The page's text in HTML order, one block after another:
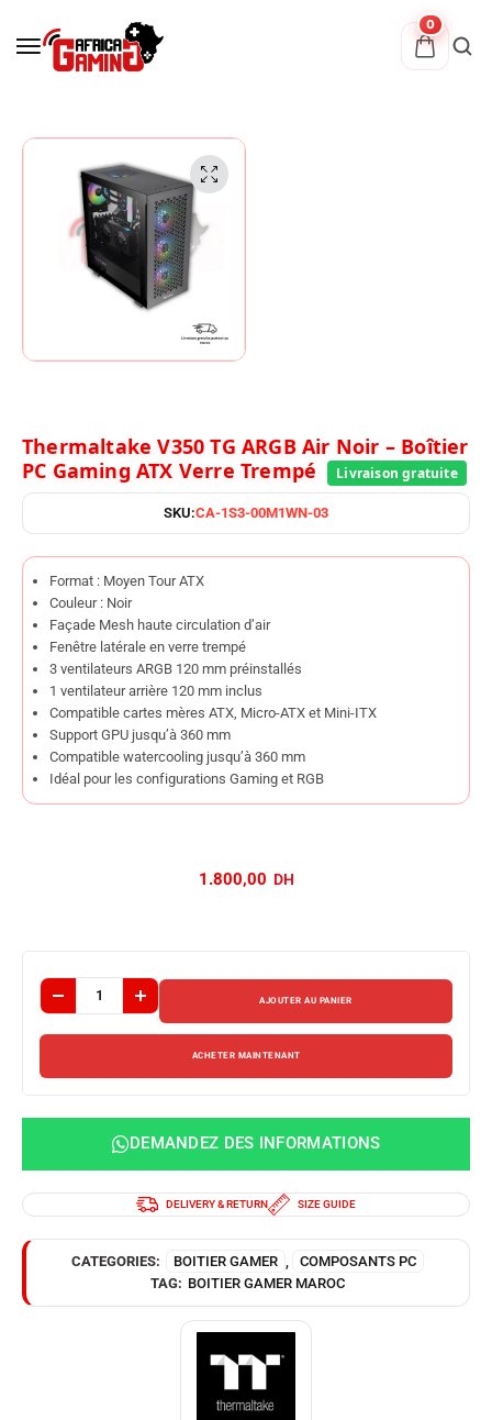
0
Thermaltake V350 TG ARGB Air Noir – Boîtier
PC Gaming ATX Verre Trempé
SKU:CA-1S3-00M1WN-03
Format : Moyen Tour ATX
Couleur : Noir
Façade Mesh haute circulation d’air
Fenêtre latérale en verre trempé
3 ventilateurs ARGB 120 mm préinstallés
1 ventilateur arrière 120 mm inclus
Compatible cartes mères ATX, Micro-ATX et Mini-ITX
Support GPU jusqu’à 360 mm
Compatible watercooling jusqu’à 360 mm
Idéal pour les configurations Gaming et RGB
AJOUTER AU PANIER
ACHETER MAINTENANT
DEMANDEZ DES INFORMATIONS
DELIVERY & RETURN SIZE GUIDE
CATEGORIES: BOITIER GAMER
COMPOSANTS PC
TAG: BOITIER GAMER MAROC